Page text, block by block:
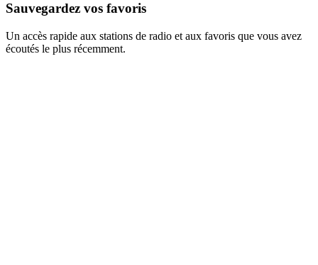
Sauvegardez vos favoris
Un accès rapide aux stations de radio et aux favoris que vous avez
écoutés le plus récemment.